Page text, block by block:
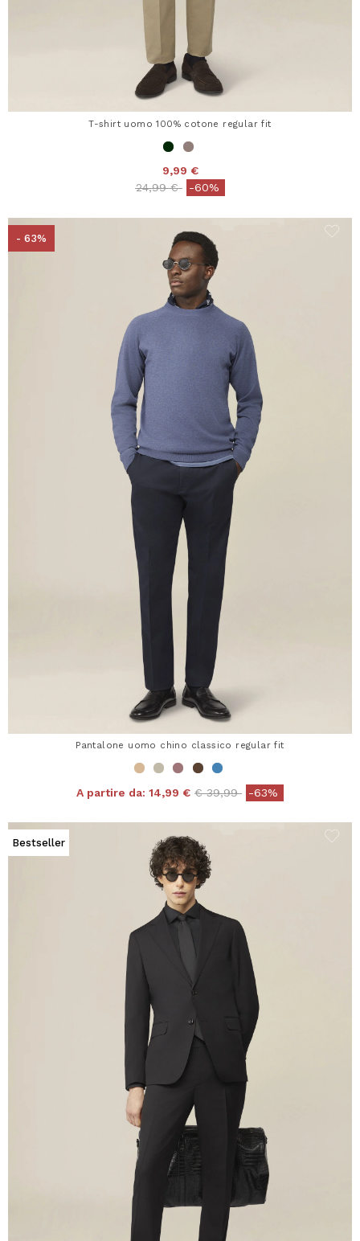
T-shirt uomo 100% cotone regular fit
9,99 €
Price reduced from
24,99 €to-60%
- 63%
Pantalone uomo chino classico regular fit
A partire da: 14,99 € Price reduced from
€ 39,99to-63%
Bestseller